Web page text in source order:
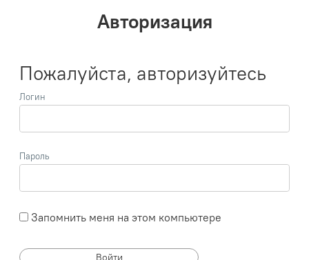
Авторизация
Пожалуйста, авторизуйтесь
Логин
Пароль
Запомнить меня на этом компьютере